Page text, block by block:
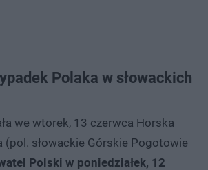
Polaka w słowackich
we wtorek, 13 czerwca Horska
(pol. słowackie Górskie Pogotowie
Polski w poniedziałek, 12